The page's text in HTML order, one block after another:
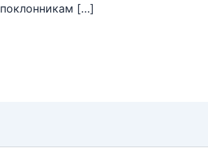
поклонникам […]